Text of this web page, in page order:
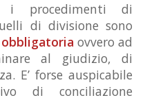
i procedimenti di
di divisione sono
ovvero ad
al giudizio, di
E’ forse auspicabile
di conciliazione